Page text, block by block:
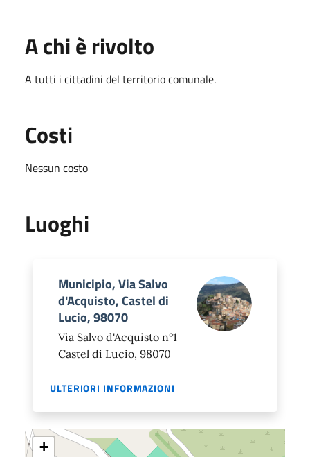
A chi è rivolto
A tutti i cittadini del territorio comunale.
Costi
Nessun costo
Luoghi
Municipio, Via Salvo
d'Acquisto, Castel di
Lucio, 98070
Via Salvo d'Acquisto n°1
Castel di Lucio, 98070
ULTERIORI INFORMAZIONI
+